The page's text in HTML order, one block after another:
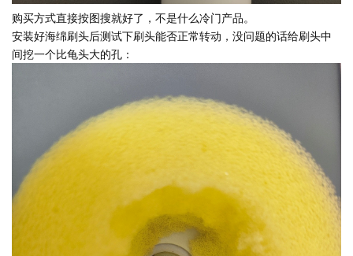
购买方式直接按图搜就好了，不是什么冷门产品。
安装好海绵刷头后测试下刷头能否正常转动，没问题的话给刷头中
间挖一个比龟头大的孔：